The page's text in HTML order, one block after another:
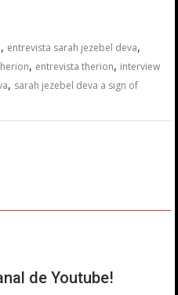
, entrevista sarah jezebel deva,
, entrevista therion, interview
, sarah jezebel deva a sign of
de Youtube!